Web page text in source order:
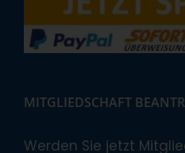
MITGLIEDSCHAFT
Werden Sie jetzt